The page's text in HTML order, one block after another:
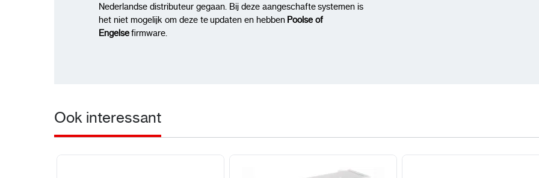
Nederlandse distributeur gegaan. Bij deze aangeschafte systemen is
het niet mogelijk om deze te updaten en hebben Poolse of
Engelsefirmware.
Ook interessant